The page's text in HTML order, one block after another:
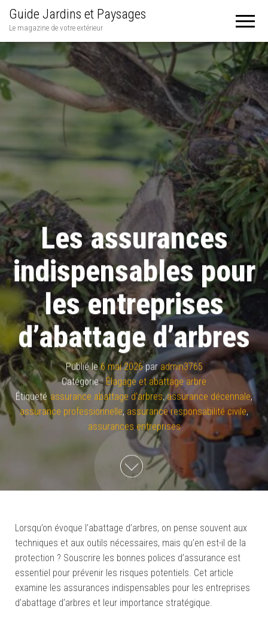
Guide Jardins et Paysages
Le magazine de votre extérieur
Les assurances
indispensables pour
les entreprises
d’abattage d’arbres
Publié le6 mai 2026paradmin3765
Catégorie : Élagage et abattage arbre
Étiqueté assurance abattage d'arbres,assurance décennale,
assurance professionnelle, assurance responsabilité civile,
assurances entreprises
Lorsqu’on évoque l’abattage d’arbres, on pense souvent aux
techniques et aux outils nécessaires, mais qu’en est-il de la
protection ? Souscrire les bonnes polices d’assurance est
essentiel pour prévenir les risques potentiels. Cet article
examine les assurances indispensables pour les entreprises
d’abattage d’arbres et leur importance stratégique.